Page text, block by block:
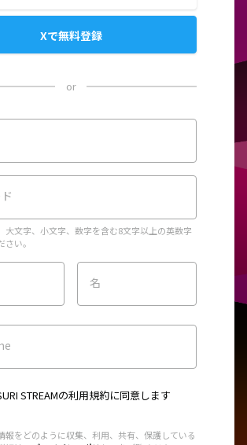
Xで無料登録
or
大文字、小文字、数字を含む8文字以上の英数字
い。
名
STREAMの利用規約に同意します
報をどのように収集、利用、共有、保護している